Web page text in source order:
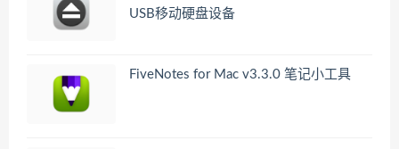
USB移动硬盘设备
FiveNotes for Mac v3.3.0 笔记小工具